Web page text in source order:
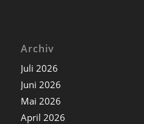
Archiv
Juli 2026
Juni 2026
Mai 2026
April 2026